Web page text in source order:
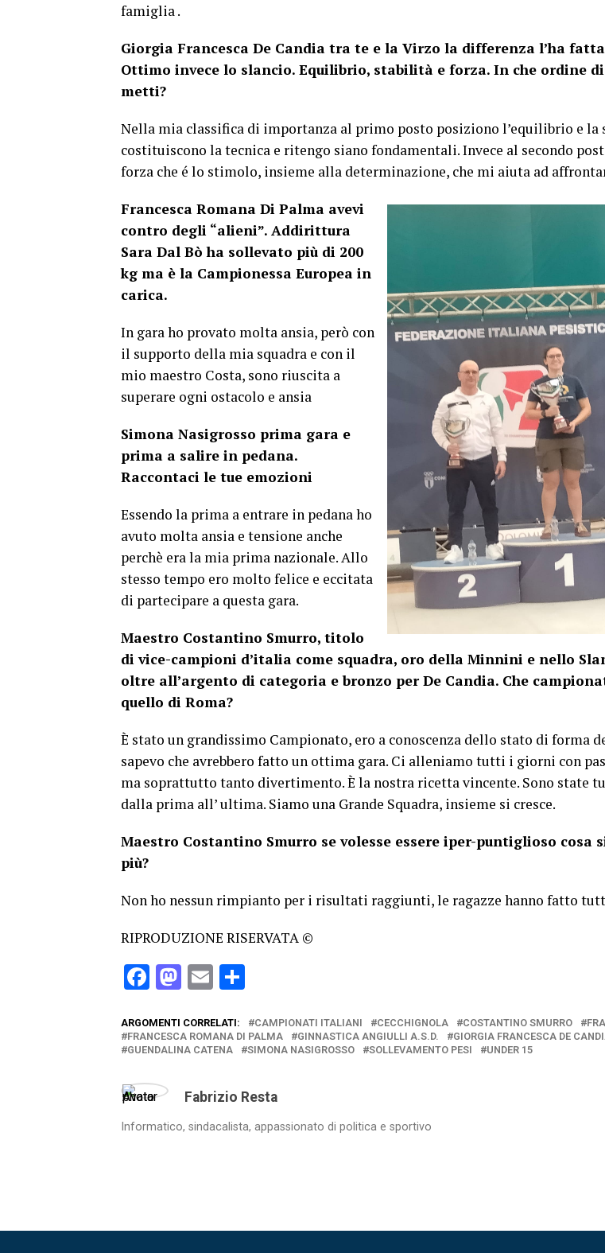
famiglia .
Giorgia Francesca De Candia tra te e la Virzo la differenza l’ha
Ottimo invece lo slancio. Equilibrio, stabilità e forza. In che ordine
metti?
Nella mia classifica di importanza al primo posto posiziono l’equilibrio e la
costituiscono la tecnica e ritengo siano fondamentali. Invece al secondo
forza che é lo stimolo, insieme alla determinazione, che mi aiuta ad
Francesca Romana Di Palma avevi
contro degli “alieni”. Addirittura
Sara Dal Bò ha sollevato più di 200
kg ma è la Campionessa Europea in
carica.
In gara ho provato molta ansia, però con
il supporto della mia squadra e con il
mio maestro Costa, sono riuscita a
superare ogni ostacolo e ansia
Simona Nasigrosso prima gara e
prima a salire in pedana.
Raccontaci le tue emozioni
Essendo la prima a entrare in pedana ho
avuto molta ansia e tensione anche
perchè era la mia prima nazionale. Allo
stesso tempo ero molto felice e eccitata
di partecipare a questa gara.
Maestro Costantino Smurro, titolo
di vice-campioni d’italia come squadra, oro della Minnini e nello
oltre all’argento di categoria e bronzo per De Candia. Che
quello di Roma?
È stato un grandissimo Campionato, ero a conoscenza dello stato di forma
sapevo che avrebbero fatto un ottima gara. Ci alleniamo tutti i giorni con
ma soprattutto tanto divertimento. È la nostra ricetta vincente. Sono state
dalla prima all’ ultima. Siamo una Grande Squadra, insieme si cresce.
Maestro Costantino Smurro se volesse essere iper-puntiglioso cosa
più?
Non ho nessun rimpianto per i risultati raggiunti, le ragazze hanno fatto
RIPRODUZIONE RISERVATA ©
Facebook
Mastodon
Email
ARGOMENTI CORRELATI: CAMPIONATI ITALIANI CECCHIGNOLA COSTANTINO SMURRO
FRANCESCA ROMANA DI PALMA
GINNASTICA ANGIULLI A.S.D.
GIORGIA FRANCESCA DE
GUENDALINA CATENA
SIMONA NASIGROSSO SOLLEVAMENTO PESI UNDER 15
Fabrizio Resta
Informatico, sindacalista, appassionato di politica e sportivo